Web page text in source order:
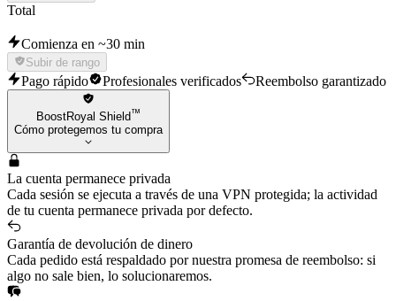
Total
Comienza en ~30 min
Subir de rango
Pago rápido Profesionales verificados Reembolso garantizado
BoostRoyal Shield™
Cómo protegemos tu compra
La cuenta permanece privada
Cada sesión se ejecuta a través de una VPN protegida; la actividad
de tu cuenta permanece privada por defecto.
Garantía de devolución de dinero
Cada pedido está respaldado por nuestra promesa de reembolso: si
algo no sale bien, lo solucionaremos.